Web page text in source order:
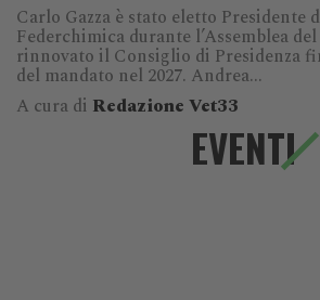
Carlo Gazza è stato eletto Presidente
Federchimica durante l’Assemblea
rinnovato il Consiglio di Presidenza
del mandato nel 2027. Andrea...
A cura di Redazione Vet33
EVENTI